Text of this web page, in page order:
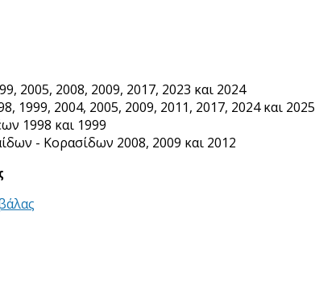
2005, 2008, 2009, 2017, 2023 και 2024
1999, 2004, 2005, 2009, 2011, 2017, 2024 και 2025
1998 και 1999
- Κορασίδων 2008, 2009 και 2012